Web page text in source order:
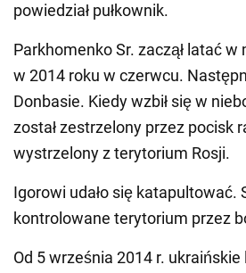
powiedział pułkownik.
Parkhomenko Sr. zaczął latać
w 2014 roku w czerwcu.
Donbasie. Kiedy wzbił się w
został zestrzelony przez pocisk
wystrzelony z terytorium Rosji.
Igorowi udało się katapultować.
kontrolowane terytorium przez
Od 5 września 2014 r.